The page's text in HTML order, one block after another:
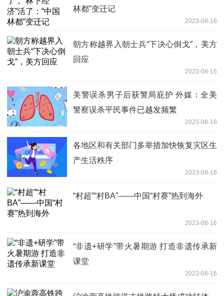
林都”变迁记
2023-08-16
朝方称越界入朝士兵“下决心倒戈”，美方
回应
2023-08-16
美警误杀男子后获警局庇护 外媒：全美
警察误杀平民事件已越发频繁
2023-08-16
各地区和有关部门多举措加快恢复灾区生
产生活秩序
2023-08-16
“村超”“村BA”——中国“村赛”热到海外
2023-08-16
“非遗+研学”带火暑期游 打造非遗传承新
课堂
2023-08-16